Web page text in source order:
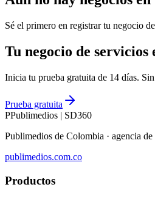
Sé el primero en registrar tu negocio de
Tu negocio de servicios
Inicia tu prueba gratuita de 14 días.
Prueba gratuita
PPublimedios | SD360
Publimedios de Colombia · agencia
publimedios.com.co
Productos